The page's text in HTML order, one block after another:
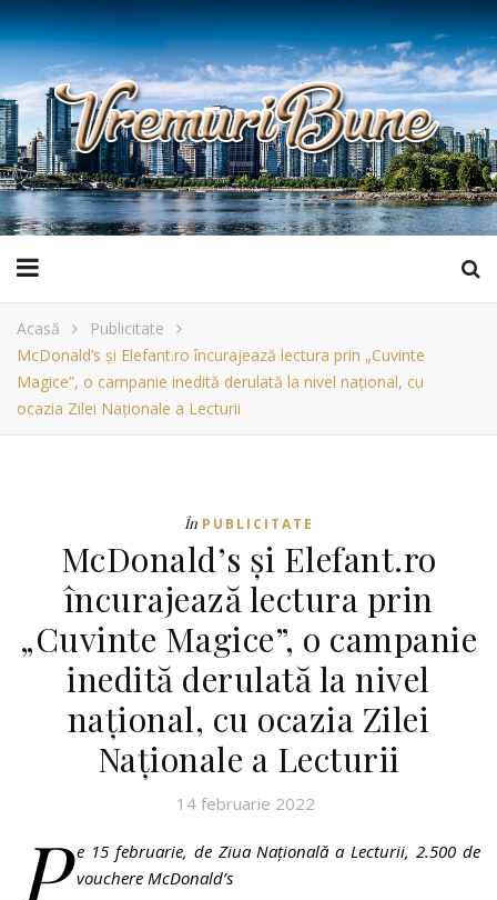
Acasă
Publicitate
McDonald’s și Elefant.ro încurajează lectura prin „Cuvinte
Magice”, o campanie inedită derulată la nivel național, cu
ocazia Zilei Naționale a Lecturii
În PUBLICITATE
McDonald’s și Elefant.ro
încurajează lectura prin
„Cuvinte Magice”, o campanie
inedită derulată la nivel
național, cu ocazia Zilei
Naționale a Lecturii
14 februarie 2022
P e 15 februarie, de Ziua Națională a Lecturii, 2.500 de
vouchere McDonald’s